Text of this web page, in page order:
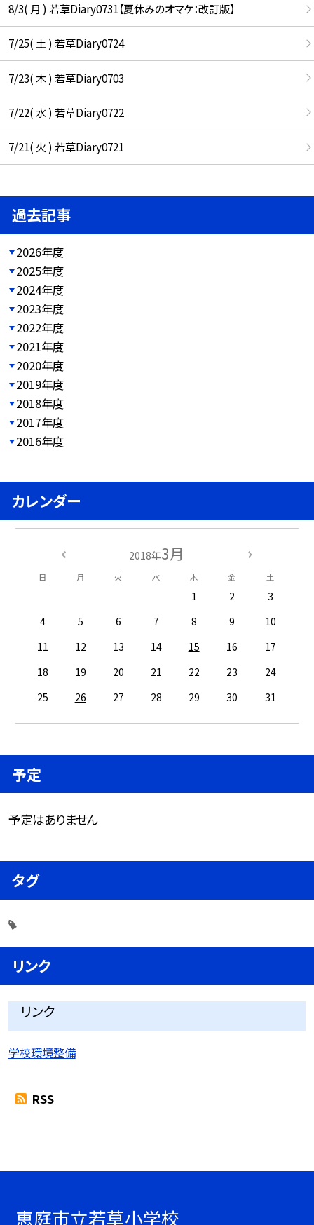
8/3( 月 ) 若草Diary0731【夏休みのオマケ：改訂版】
7/25( 土 ) 若草Diary0724
7/23( 木 ) 若草Diary0703
7/22( 水 ) 若草Diary0722
7/21( 火 ) 若草Diary0721
過去記事
2026年度
2025年度
2024年度
2023年度
2022年度
2021年度
2020年度
2019年度
2018年度
2017年度
2016年度
カレンダー
2018年3月
日 月 火 水 木 金 土
1 2
3
4
5 6 7 8 9
10
11
12 13 14 15 16
17
18
19 20 21 22 23
24
25
26 27 28 29 30 31
予定
予定はありません
タグ
リンク
リンク
学校環境整備
RSS
恵庭市立若草小学校